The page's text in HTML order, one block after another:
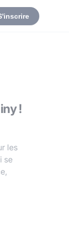
!
les
se